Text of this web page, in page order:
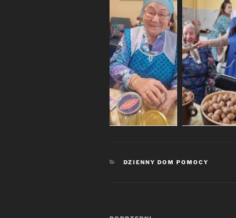
KATEGORIE
DZIENNY DOM POMOCY